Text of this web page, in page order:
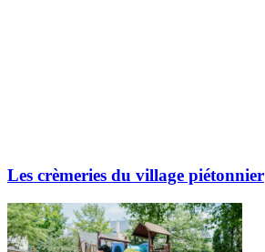
Les crèmeries du village piétonnier